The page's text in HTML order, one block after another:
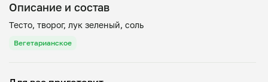
Описание и состав
Вегетарианское